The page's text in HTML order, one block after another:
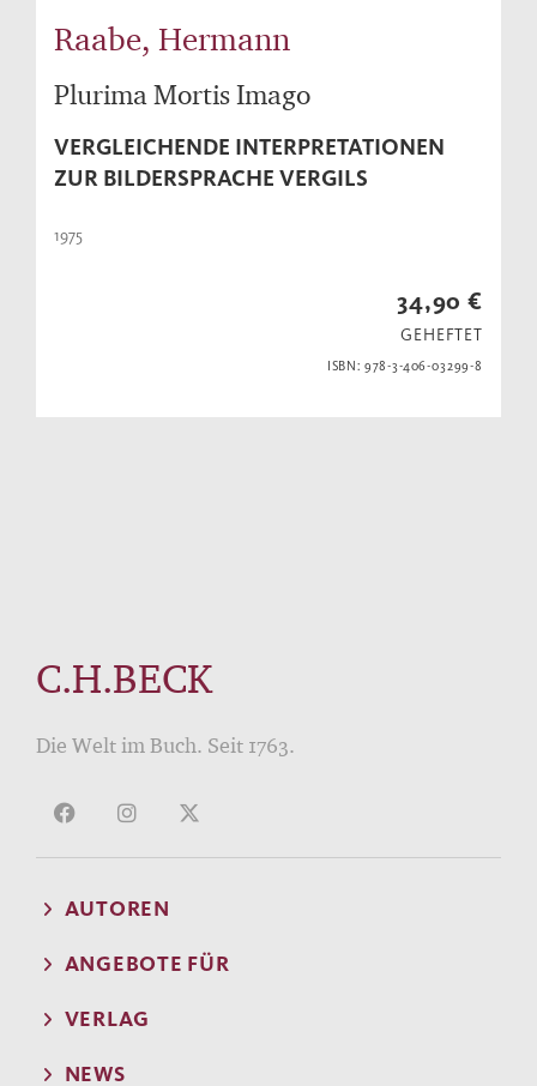
Raabe, Hermann
Plurima Mortis Imago
VERGLEICHENDE INTERPRETATIONEN
ZUR BILDERSPRACHE VERGILS
1975
34,90 €
GEHEFTET
ISBN: 978-3-406-03299-8
C.H.BECK
Die Welt im Buch. Seit 1763.
AUTOREN
ANGEBOTE FÜR
VERLAG
NEWS